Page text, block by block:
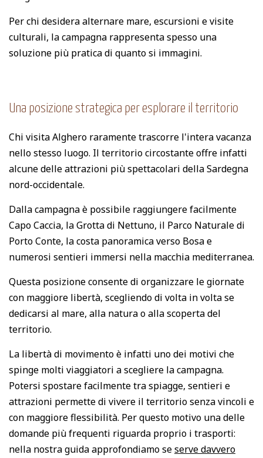
Per chi desidera alternare mare, escursioni e visite
culturali, la campagna rappresenta spesso una
soluzione più pratica di quanto si immagini.
Una posizione strategica per esplorare il territorio
Chi visita Alghero raramente trascorre l'intera vacanza
nello stesso luogo. Il territorio circostante offre infatti
alcune delle attrazioni più spettacolari della Sardegna
nord-occidentale.
Dalla campagna è possibile raggiungere facilmente
Capo Caccia, la Grotta di Nettuno, il Parco Naturale di
Porto Conte, la costa panoramica verso Bosa e
numerosi sentieri immersi nella macchia mediterranea.
Questa posizione consente di organizzare le giornate
con maggiore libertà, scegliendo di volta in volta se
dedicarsi al mare, alla natura o alla scoperta del
territorio.
La libertà di movimento è infatti uno dei motivi che
spinge molti viaggiatori a scegliere la campagna.
Potersi spostare facilmente tra spiagge, sentieri e
attrazioni permette di vivere il territorio senza vincoli e
con maggiore flessibilità. Per questo motivo una delle
domande più frequenti riguarda proprio i trasporti:
nella nostra guida approfondiamo seserve davvero